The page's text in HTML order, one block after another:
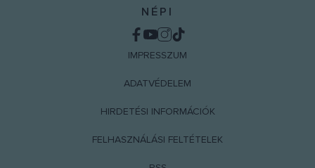
NÉPI
IMPRESSZUM
ADATVÉDELEM
HIRDETÉSI INFORMÁCIÓK
FELHASZNÁLÁSI FELTÉTELEK